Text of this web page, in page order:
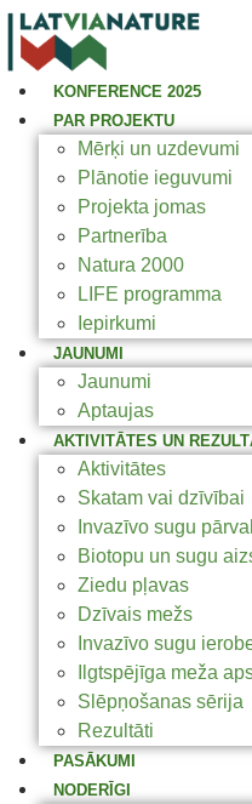
KONFERENCE 2025
PAR PROJEKTU
Mērķi un uzdevumi
Plānotie ieguvumi
Projekta jomas
Partnerība
Natura 2000
LIFE programma
Iepirkumi
JAUNUMI
Jaunumi
Aptaujas
AKTIVITĀTES UN
Aktivitātes
Skatam vai dzīvībai
Invazīvo sugu
Biotopu un sugu
Ziedu pļavas
Dzīvais mežs
Invazīvo sugu
Ilgtspējīga meža
Slēpņošanas sērija
Rezultāti
PASĀKUMI
NODERĪGI